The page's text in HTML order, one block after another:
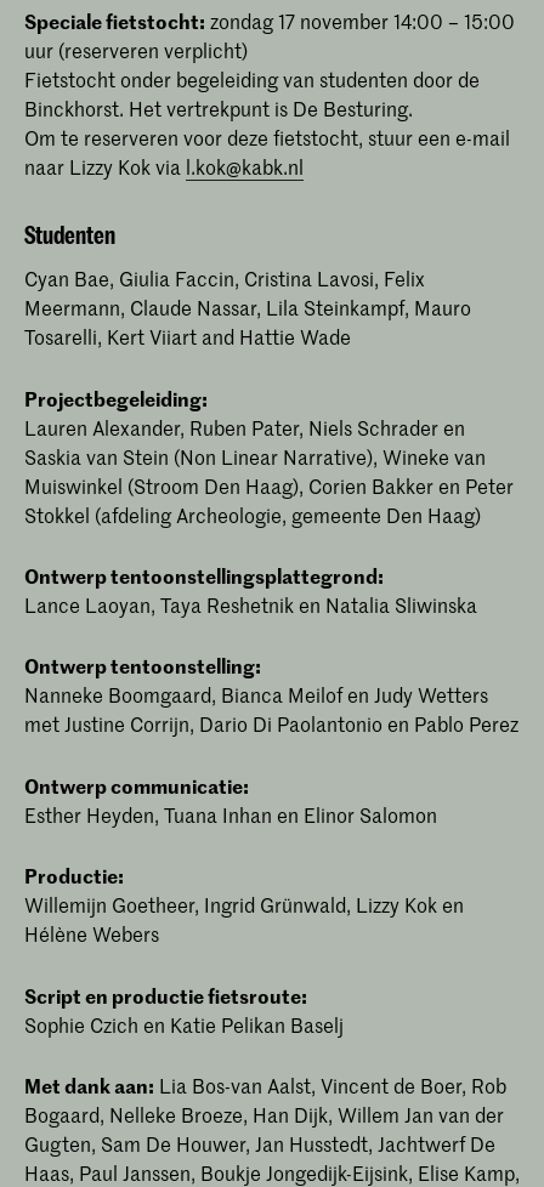
Speciale fietstocht: zondag 17 november 14:00 – 15:00
uur (reserveren verplicht)
Fietstocht onder begeleiding van studenten door de
Binckhorst. Het vertrekpunt is De Besturing.
Om te reserveren voor deze fietstocht, stuur een e-mail
naar Lizzy Kok via l.kok@kabk.nl
Studenten
Cyan Bae, Giulia Faccin, Cristina Lavosi, Felix
Meermann, Claude Nassar, Lila Steinkampf, Mauro
Tosarelli, Kert Viiart and Hattie Wade
Projectbegeleiding:
Lauren Alexander, Ruben Pater, Niels Schrader en
Saskia van Stein (Non Linear Narrative), Wineke van
Muiswinkel (Stroom Den Haag), Corien Bakker en Peter
Stokkel (afdeling Archeologie, gemeente Den Haag)
Ontwerp tentoonstellingsplattegrond:
Lance Laoyan, Taya Reshetnik en Natalia Sliwinska
Ontwerp tentoonstelling:
Nanneke Boomgaard, Bianca Meilof en Judy Wetters
met Justine Corrijn, Dario Di Paolantonio en Pablo Perez
Ontwerp communicatie:
Esther Heyden, Tuana Inhan en Elinor Salomon
Productie:
Willemijn Goetheer, Ingrid Grünwald, Lizzy Kok en
Hélène Webers
Script en productie fietsroute:
Sophie Czich en Katie Pelikan Baselj
Met dank aan: Lia Bos-van Aalst, Vincent de Boer, Rob
Bogaard, Nelleke Broeze, Han Dijk, Willem Jan van der
Gugten, Sam De Houwer, Jan Husstedt, Jachtwerf De
Haas, Paul Janssen, Boukje Jongedijk-Eijsink, Elise Kamp,